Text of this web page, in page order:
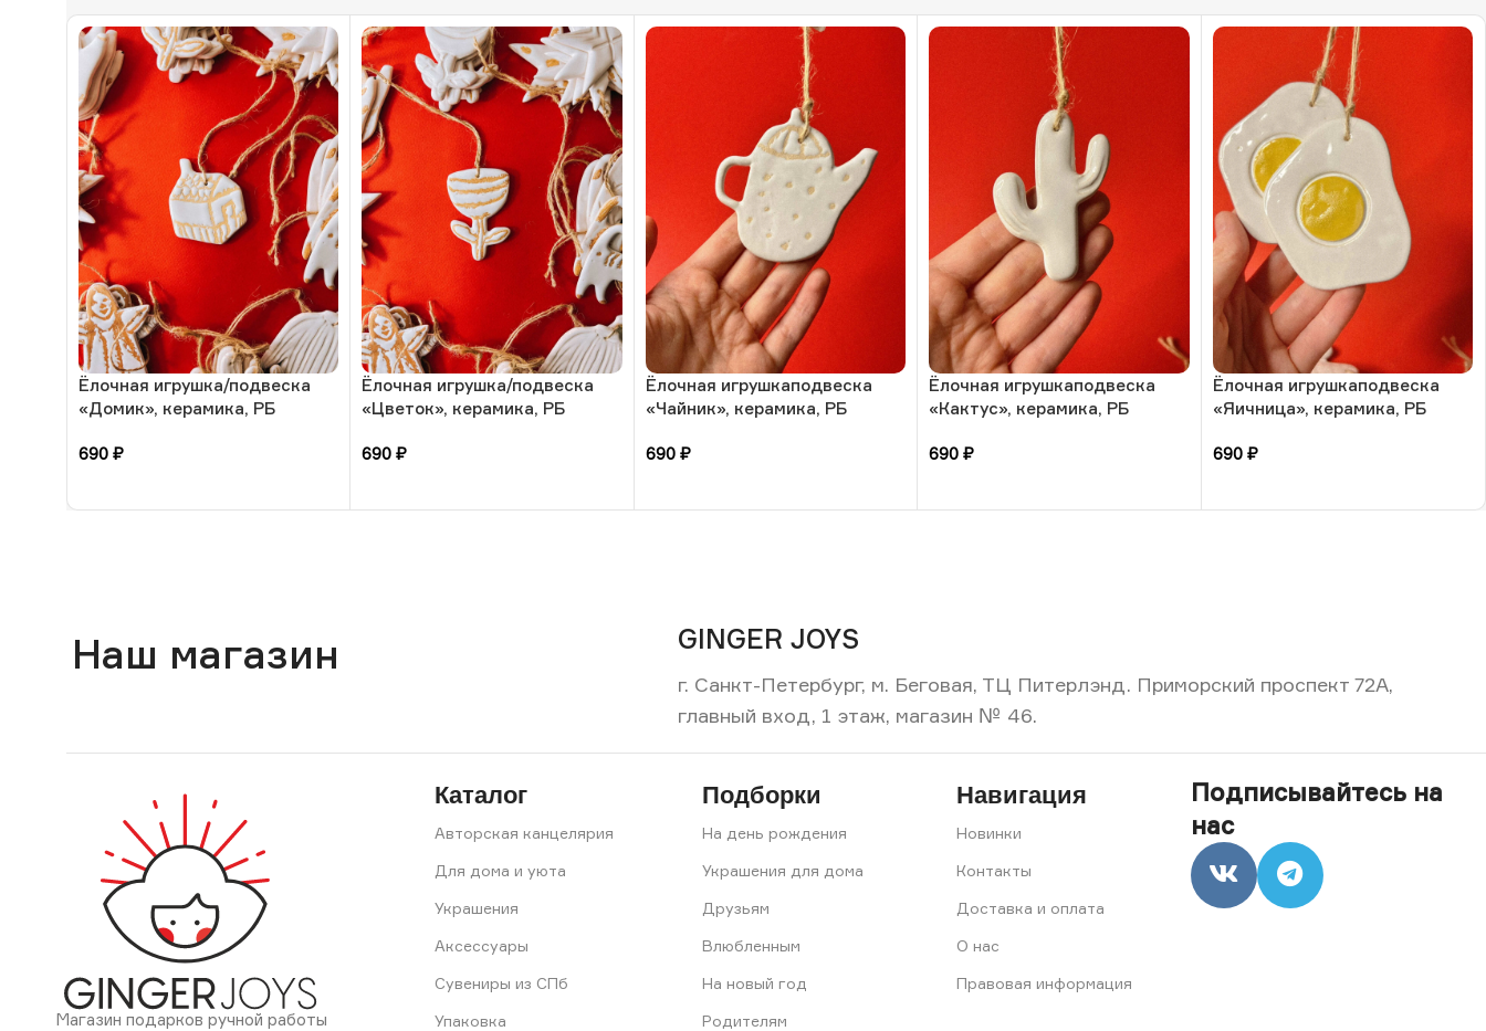
Ёлочная игрушка/подвеска
«Домик», керамика, РБ
690 ₽
Ёлочная игрушка/подвеска
«Цветок», керамика, РБ
690₽
Ёлочная игрушкаподвеска
«Чайник», керамика, РБ
690 ₽
Ёлочная игрушкаподвеска
«Кактус», керамика, РБ
690₽
Ёлочная игрушкаподвеска
«Яичница», керамика, РБ
690 ₽
Наш магазин GINGER JOYS
г. Санкт-Петербург, м. Беговая, ТЦ Питерлэнд. Приморский проспект 72А,
главный вход, 1 этаж, магазин № 46.
Магазин подарков ручной работы
Каталог
Авторская канцелярия
Для дома и уюта
Украшения
Аксессуары
Сувениры из СПб
Упаковка
Подборки
На день рождения
Украшения для дома
Друзьям
Влюбленным
На новый год
Родителям
Навигация
Новинки
Контакты
Доставка и оплата
О нас
Правовая информация
Подписывайтесь на
нас